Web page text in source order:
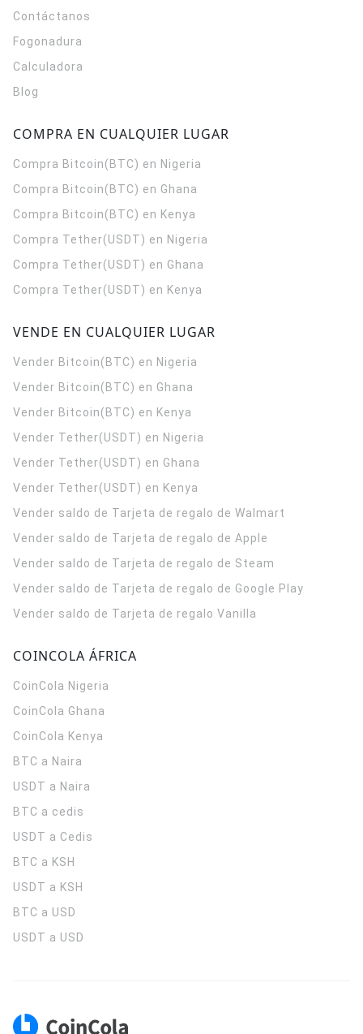
Contáctanos
Fogonadura
Calculadora
Blog
COMPRA EN CUALQUIER LUGAR
Compra Bitcoin(BTC) en Nigeria
Compra Bitcoin(BTC) en Ghana
Compra Bitcoin(BTC) en Kenya
Compra Tether(USDT) en Nigeria
Compra Tether(USDT) en Ghana
Compra Tether(USDT) en Kenya
VENDE EN CUALQUIER LUGAR
Vender Bitcoin(BTC) en Nigeria
Vender Bitcoin(BTC) en Ghana
Vender Bitcoin(BTC) en Kenya
Vender Tether(USDT) en Nigeria
Vender Tether(USDT) en Ghana
Vender Tether(USDT) en Kenya
Vender saldo de Tarjeta de regalo de Walmart
Vender saldo de Tarjeta de regalo de Apple
Vender saldo de Tarjeta de regalo de Steam
Vender saldo de Tarjeta de regalo de Google Play
Vender saldo de Tarjeta de regalo Vanilla
COINCOLA ÁFRICA
CoinCola Nigeria
CoinCola Ghana
CoinCola Kenya
BTC a Naira
USDT a Naira
BTC a cedis
USDT a Cedis
BTC a KSH
USDT a KSH
BTC a USD
USDT a USD